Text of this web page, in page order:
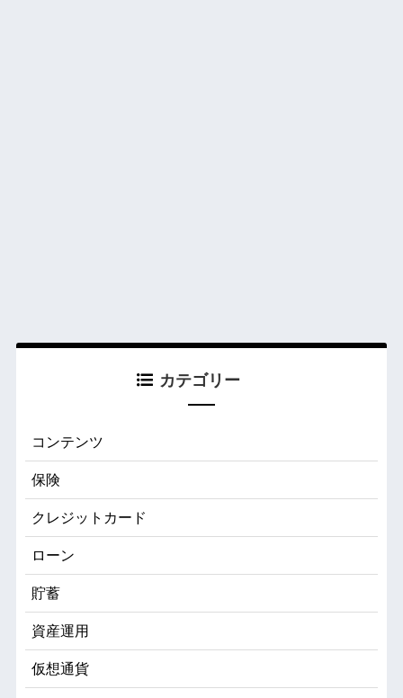
カテゴリー
コンテンツ
保険
クレジットカード
ローン
貯蓄
資産運用
仮想通貨